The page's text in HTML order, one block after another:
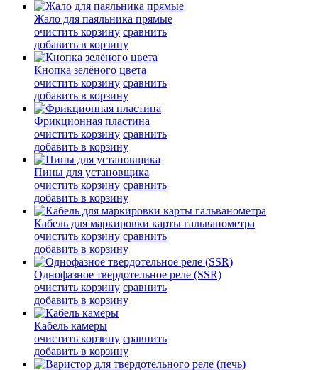
Жало для паяльника прямые
очистить корзину сравнить
добавить в корзину
Кнопка зелёного цвета
очистить корзину сравнить
добавить в корзину
Фрикционная пластина
очистить корзину сравнить
добавить в корзину
Пины для установщика
очистить корзину сравнить
добавить в корзину
Кабель для маркировки карты гальванометра
очистить корзину сравнить
добавить в корзину
Однофазное твердотельное реле (SSR)
очистить корзину сравнить
добавить в корзину
Кабель камеры
очистить корзину сравнить
добавить в корзину